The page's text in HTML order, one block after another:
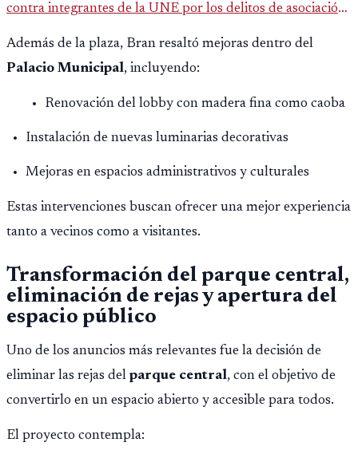
contra integrantes de la UNE por los delitos de asociación
ilícita, terrorismo y sedición.
Además de la plaza, Bran resaltó mejoras dentro del
Palacio Municipal, incluyendo:
Renovación del lobby con madera fina como caoba
Instalación de nuevas luminarias decorativas
Mejoras en espacios administrativos y culturales
Estas intervenciones buscan ofrecer una mejor experiencia
tanto a vecinos como a visitantes.
Transformación del parque central,
eliminación de rejas y apertura del
espacio público
Uno de los anuncios más relevantes fue la decisión de
eliminar las rejas del parque central, con el objetivo de
convertirlo en un espacio abierto y accesible para todos.
El proyecto contempla: